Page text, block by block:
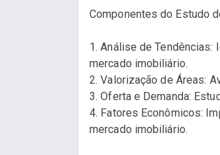
Componentes do Estudo
1. Análise de
mercado imobiliário.
2. Valorização de Áreas:
3. Oferta e Demanda:
4. Fatores Econômicos:
mercado imobiliário.